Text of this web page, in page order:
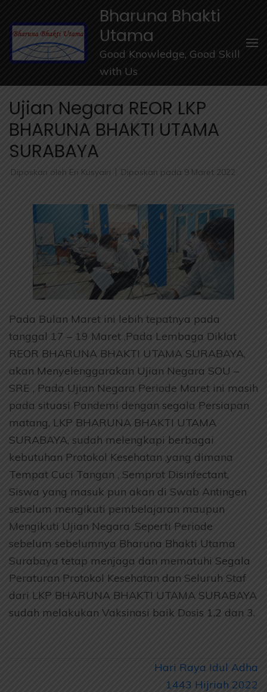
ke
konten
(Tekan
Bharuna Bhakti
Utama
Good Knowledge, Good Skill
with Us
Ujian Negara REOR LKP
BHARUNA BHAKTI UTAMA
SURABAYA
Diposkan oleh Eri Kusyairi Diposkan pada 9 Maret 2022
Pada Bulan Maret ini lebih tepatnya pada
tanggal 17 – 19 Maret ,Pada Lembaga Diklat
REOR BHARUNA BHAKTI UTAMA SURABAYA,
akan Menyelenggarakan Ujian Negara SOU –
SRE , Pada Ujian Negara Periode Maret ini masih
pada situasi Pandemi dengan segala Persiapan
matang, LKP BHARUNA BHAKTI UTAMA
SURABAYA, sudah melengkapi berbagai
kebutuhan Protokol Kesehatan ,yang dimana
Tempat Cuci Tangan , Semprot Disinfectant,
Siswa yang masuk pun akan di Swab Antingen
sebelum mengikuti pembelajaran maupun
Mengikuti Ujian Negara .Seperti Periode
sebelum sebelumnya Bharuna Bhakti Utama
Surabaya tetap menjaga dan mematuhi Segala
Peraturan Protokol Kesehatan dan Seluruh Staf
dari LKP BHARUNA BHAKTI UTAMA SURABAYA
sudah melakukan Vaksinasi baik Dosis 1,2 dan 3.
Hari Raya Idul Adha
1443 Hijriah 2022